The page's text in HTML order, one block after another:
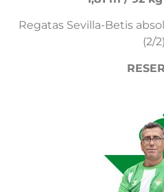
Regatas Sevilla-Betis
(2/2)